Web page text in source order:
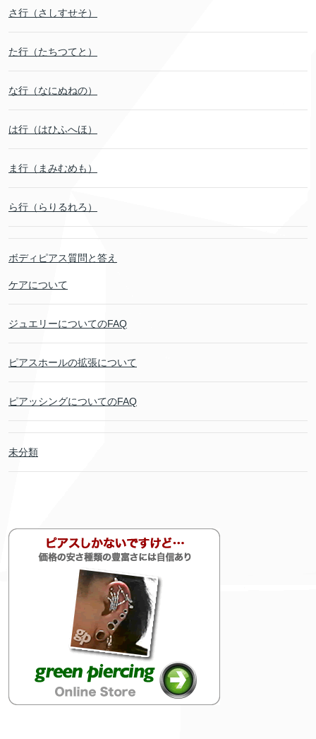
さ行（さしすせそ）
た行（たちつてと）
な行（なにぬねの）
は行（はひふへほ）
ま行（まみむめも）
ら行（らりるれろ）
ボディピアス質問と答え
ケアについて
ジュエリーについてのFAQ
ピアスホールの拡張について
ピアッシングについてのFAQ
未分類